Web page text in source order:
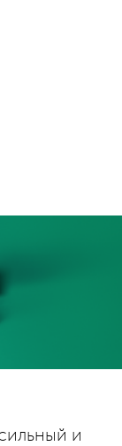
и